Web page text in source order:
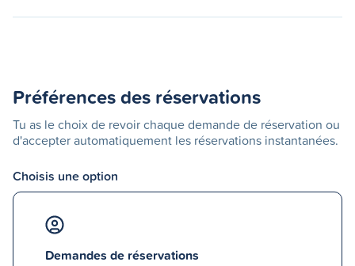
Préférences des réservations
Tu as le choix de revoir chaque demande de réservation ou
d'accepter automatiquement les réservations instantanées.
Choisis une option
Demandes de réservations